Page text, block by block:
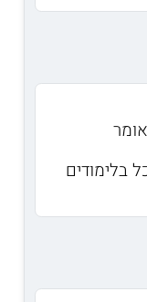
בלימודים